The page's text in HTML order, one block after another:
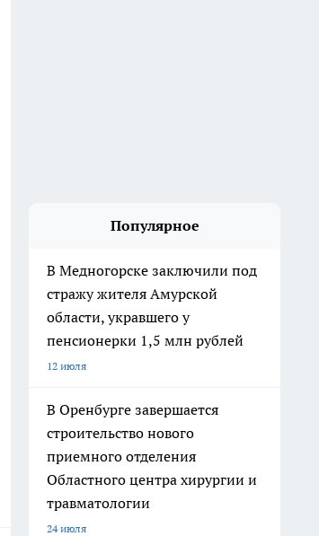
Популярное
В Медногорске заключили под
стражу жителя Амурской
области, укравшего у
пенсионерки 1,5 млн рублей
12 июля
В Оренбурге завершается
строительство нового
приемного отделения
Областного центра хирургии и
травматологии
24 июля